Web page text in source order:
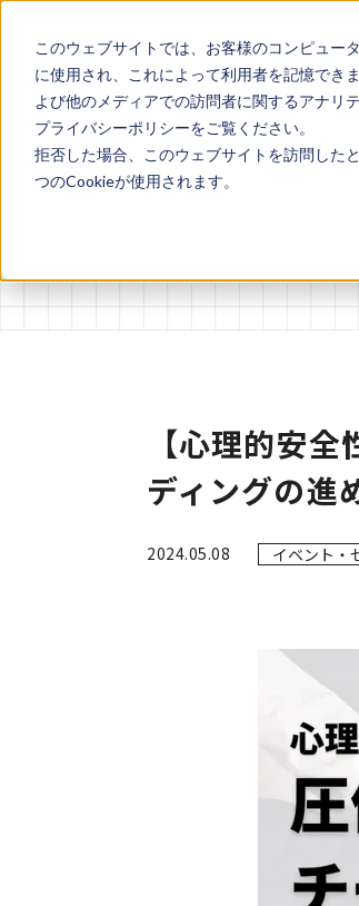
このウェブサイトでは、お客様のコンピュー
に使用され、これによって利用者を記憶でき
よび他のメディアでの訪問者に関するアナリ
プライバシーポリシーをご覧ください。
拒否した場合、このウェブサイトを訪問した
つのCookieが使用されます。
Change?
イベン
【心理的安
ディングの進
2024.05.08 イベント・